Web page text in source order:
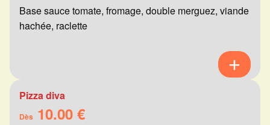
Base sauce tomate, fromage, double merguez, viande
hachée, raclette
Pizza diva
Dès 10.00 €